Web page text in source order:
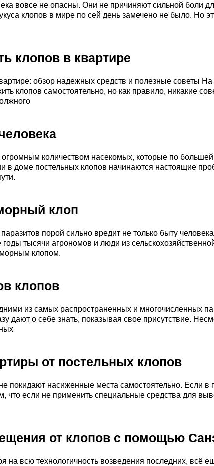
вовсе не опасны. Они не причиняют сильной боли
клопов в мире по сей день замечено не было. Но
клопов в квартире
обзор надежных средств и полезные советы На
клопов самостоятельно, но как правило, никакие
количеством насекомых, которые по большей
в доме постельных клопов начинаются настоящие
клоп
порой сильно вредит не только быту
тысячи агрономов и люди из
клопом.
клопов
из самых распространенных и многочисленных
дают о себе знать, показывая свое присутствие.
от постельных клопов
покидают насиженные места самостоятельно. Если
что если не применить специальные средства для
от клопов с помощью
на всю технологичность возведения последних, всё